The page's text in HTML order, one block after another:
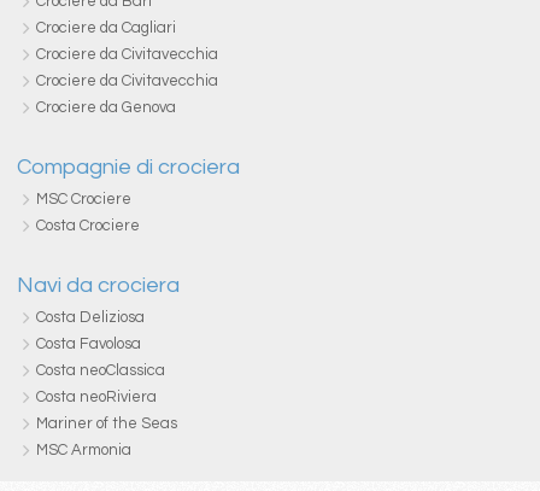
Crociere da Cagliari
Crociere da Civitavecchia
Crociere da Civitavecchia
Crociere da Genova
Compagnie di crociera
MSC Crociere
Costa Crociere
Navi da crociera
Costa Deliziosa
Costa Favolosa
Costa neoClassica
Costa neoRiviera
Mariner of the Seas
MSC Armonia